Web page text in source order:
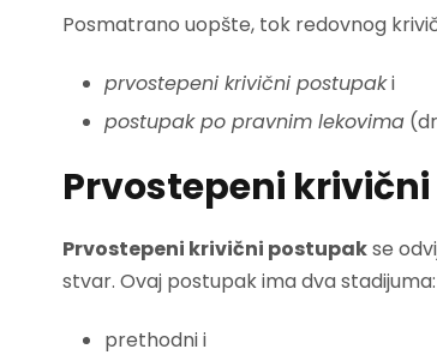
Posmatrano uopšte, tok redovnog
prvostepeni krivični postupaki
postupak po pravnim lekovima
Prvostepeni
Prvostepeni krivični postupakse
stvar. Ovaj postupak ima dva stadijuma:
prethodni i